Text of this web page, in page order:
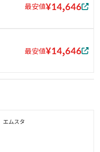
最安値¥14,646
最安値¥14,646
エムスタ